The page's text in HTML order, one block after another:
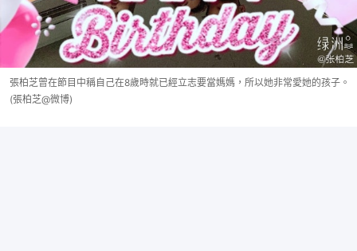
張柏芝曾在節目中稱自己在8歲時就已經立志要當媽媽，所以她非常愛她的孩子。
(張柏芝@微博)